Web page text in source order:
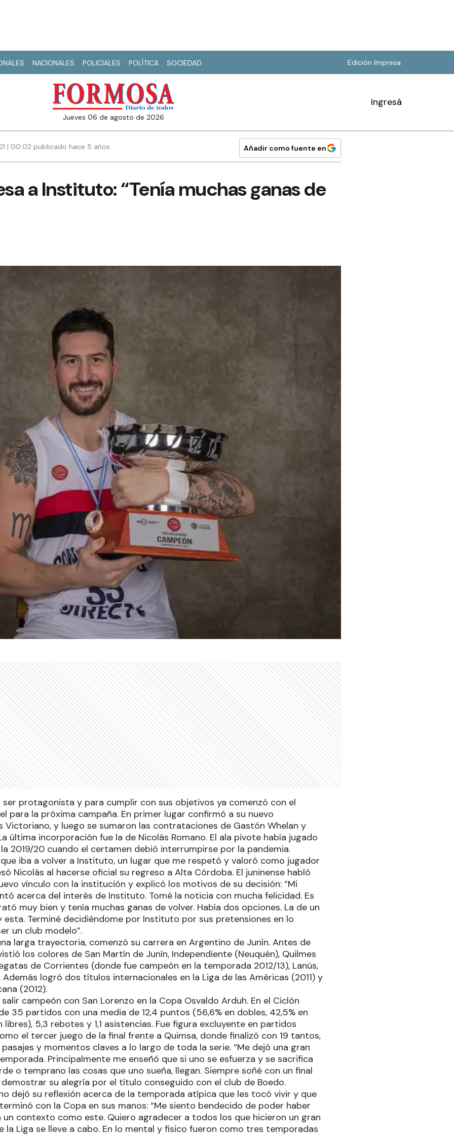
NACIONALES POLICIALES POLÍTICA SOCIEDAD Edición Impresa
jueves 06 de agosto de 2026
Ingresá
| 00:02 publicado hace 5 años Añadir como fuente en
a Instituto: “Tenía muchas ganas de
protagonista y para cumplir con sus objetivos ya comenzó con el
para la próxima campaña. En primer lugar confirmó a su nuevo
Victoriano, y luego se sumaron las contrataciones de Gastón Whelan y
última incorporación fue la de Nicolás Romano. El ala pivote había jugado
2019/20 cuando el certamen debió interrumpirse por la pandemia.
iba a volver a Instituto, un lugar que me respetó y valoró como jugador
Nicolás al hacerse oficial su regreso a Alta Córdoba. El juninense habló
vínculo con la institución y explicó los motivos de su decisión: “Mi
acerca del interés de Instituto. Tomé la noticia con mucha felicidad. Es
muy bien y tenía muchas ganas de volver. Había dos opciones. La de un
esta. Terminé decidiéndome por Instituto por sus pretensiones en lo
un club modelo”.
larga trayectoria, comenzó su carrera en Argentino de Junín. Antes de
los colores de San Martín de Junín, Independiente (Neuquén), Quilmes
de Corrientes (donde fue campeón en la temporada 2012/13), Lanús,
Además logró dos títulos internacionales en la Liga de las Américas (2011) y
(2012).
campeón con San Lorenzo en la Copa Osvaldo Arduh. En el Ciclón
35 partidos con una media de 12,4 puntos (56,6% en dobles, 42,5% en
libres), 5,3 rebotes y 1,1 asistencias. Fue figura excluyente en partidos
el tercer juego de la final frente a Quimsa, donde finalizó con 19 tantos,
y momentos claves a lo largo de toda la serie. “Me dejó una gran
Principalmente me enseñó que si uno se esfuerza y se sacrifica
o temprano las cosas que uno sueña, llegan. Siempre soñé con un final
demostrar su alegría por el título conseguido con el club de Boedo.
dejó su reflexión acerca de la temporada atípica que les tocó vivir y que
con la Copa en sus manos: “Me siento bendecido de poder haber
contexto como este. Quiero agradecer a todos los que hicieron un gran
la Liga se lleve a cabo. En lo mental y físico fueron como tres temporadas